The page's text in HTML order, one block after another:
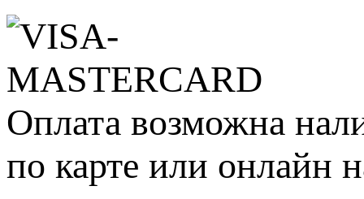
Оплата возможна
по карте или онлайн